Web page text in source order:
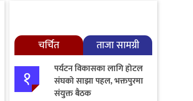
चर्चित ताजा सामग्री
१
पर्यटन विकासका लागि होटल
संघको साझा पहल, भक्तपुरमा
संयुक्त बैठक